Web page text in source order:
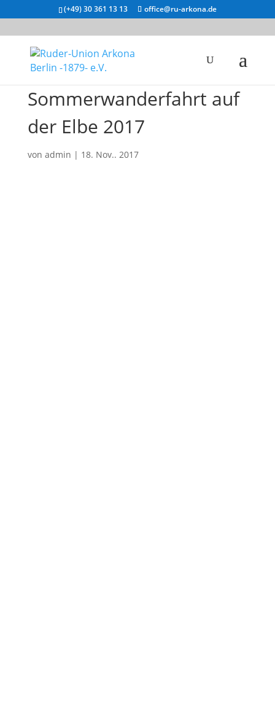
(+49) 30 361 13 13 office@ru-arkona.de
Sommerwanderfahrt auf
der Elbe 2017
von admin | 18. Nov.. 2017